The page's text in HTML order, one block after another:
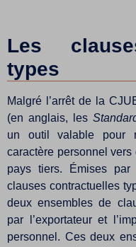
Les
types
Malgré l’arrêt de la
(en anglais, les
un outil valable pour
caractère personnel
pays tiers. Émises par
clauses contractuelles
deux ensembles de
par l’exportateur et
personnel. Ces deux